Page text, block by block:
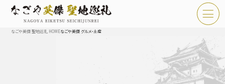
なごや英傑 聖地巡礼 HOMEなごや英傑 グルメ・土産